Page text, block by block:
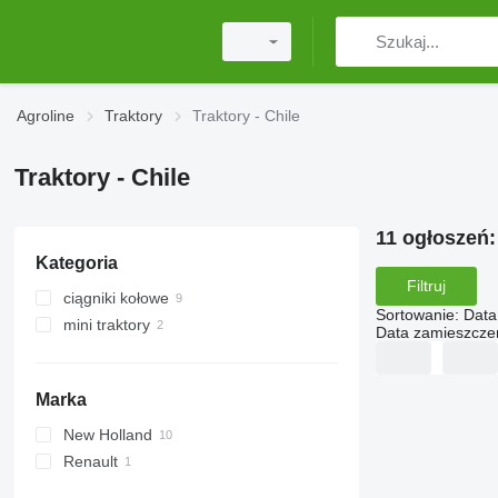
Agroline Traktory Traktory - Chile
Traktory - Chile
Kategoria
ciągniki kołowe
mini traktory
Marka
New Holland
T-series
Renault
11 ogłoszeń:
Filtruj
Sortowanie:
Data